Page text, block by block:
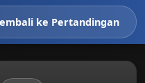
ke Pertandingan